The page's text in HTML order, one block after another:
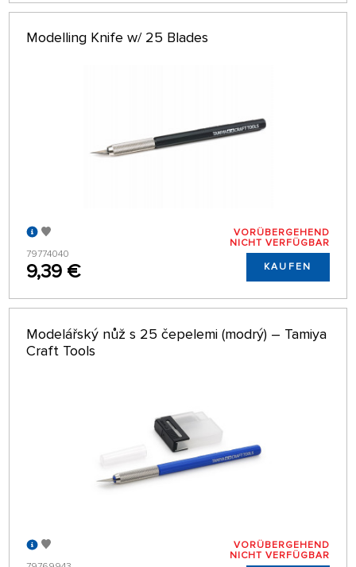
Modelling Knife w/ 25 Blades
79774040
9,39 €
VORÜBERGEHEND
NICHT VERFÜGBAR
KAUFEN
Modelářský nůž s 25 čepelemi (modrý) – Tamiya
Craft Tools
VORÜBERGEHEND
NICHT VERFÜGBAR